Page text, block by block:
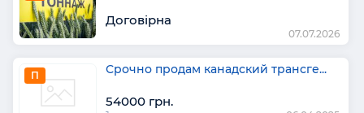
Договірна
07.07.2026
П Срочно продам канадский трансге...
54000 грн.